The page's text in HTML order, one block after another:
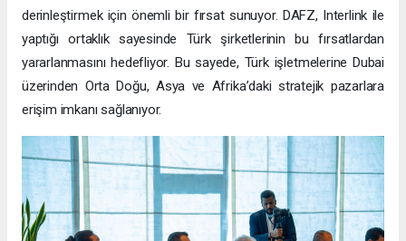
derinleştirmek için önemli bir fırsat sunuyor. DAFZ, Interlink ile
yaptığı ortaklık sayesinde Türk şirketlerinin bu fırsatlardan
yararlanmasını hedefliyor. Bu sayede, Türk işletmelerine Dubai
üzerinden Orta Doğu, Asya ve Afrika’daki stratejik pazarlara
erişim imkanı sağlanıyor.